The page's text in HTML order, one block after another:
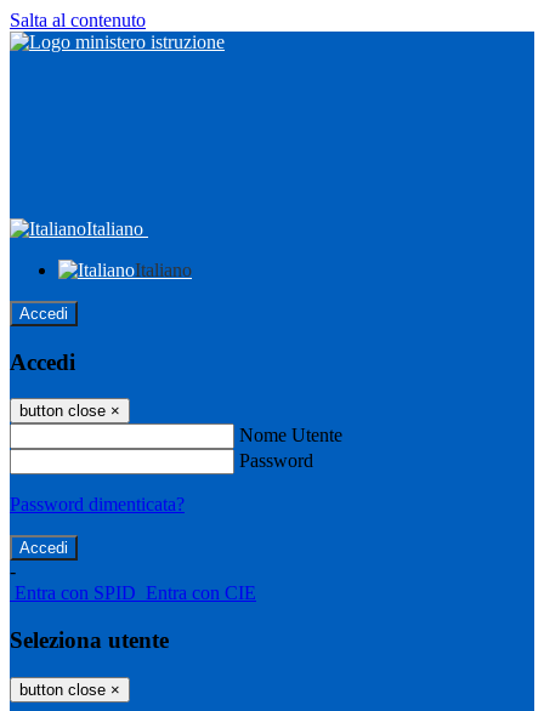
Salta al contenuto
Italiano
Italiano
Accedi
Accedi
button close ×
Nome Utente
Password
Password dimenticata?
-
Entra con SPID Entra con CIE
Seleziona utente
button close ×